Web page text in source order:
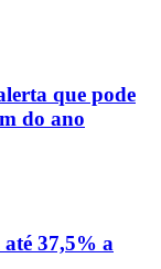
que pode
do ano
37,5% a